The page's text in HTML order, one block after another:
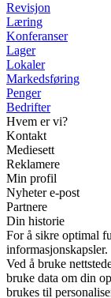
Revisjon
Læring
Konferanser
Lager
Lokaler
Markedsføring
Penger
Bedrifter
Hvem er vi?
Kontakt
Mediesett
Reklamere
Min profil
Nyheter e-post
Partnere
Din historie
For å sikre optimal
informasjonskapsler.
Ved å bruke
bruke data om din
brukes til